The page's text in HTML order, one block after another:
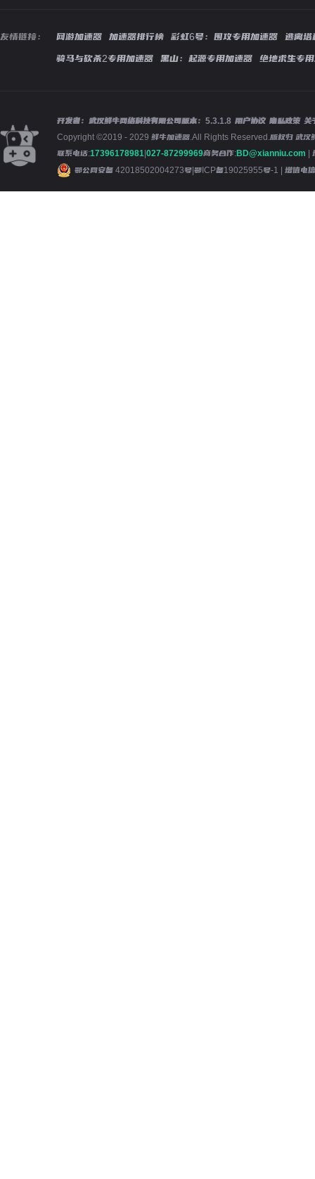
友情链接： 网游加速器 加速器排行榜 彩虹6号：围攻专用加速器
逃离塔
骑马与砍杀2专用加速器
黑山：起源专用加速器 绝地求生专
开发者：武汉鲜牛网络科技有限公司版本： 5.3.1.8 用户协议 隐私政策 关
Copyright ©2019 - 2029 鲜牛加速器.All Rights Reserved.版权归 武汉
联系电话:17396178981|027-87299969商务合作:BD@xianniu.com |
鄂公网安备 42018502004273号|鄂ICP备19025955号-1 | 增值电